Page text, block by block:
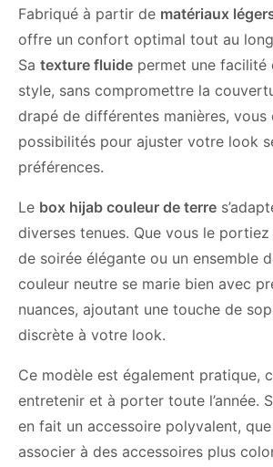
Fabriqué à partir de matériaux
offre un confort optimal tout au
Sa texture fluide permet une
style, sans compromettre la
drapé de différentes manières,
possibilités pour ajuster votre look
préférences.
Le box hijab couleur de terre
diverses tenues. Que vous le
de soirée élégante ou un ensemble
couleur neutre se marie bien avec
nuances, ajoutant une touche de
discrète à votre look.
Ce modèle est également pratique,
entretenir et à porter toute l’année.
en fait un accessoire polyvalent,
associer à des accessoires plus